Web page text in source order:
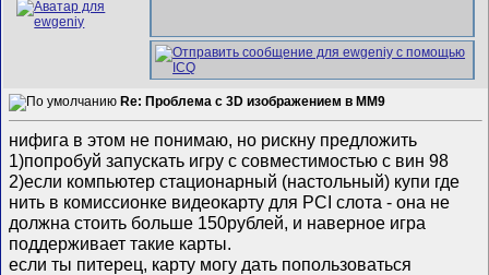
Re: Проблема с 3D изображением в MM9
нифига в этом не понимаю, но рискну предложить
1)попробуй запускать игру с совместимостью с вин 98
2)если компьютер стационарный (настольный) купи где
нить в комиссионке видеокарту для PCI слота - она не
должна стоить больше 150рублей, и наверное игра
поддерживает такие карты.
если ты питерец, карту могу дать попользоваться